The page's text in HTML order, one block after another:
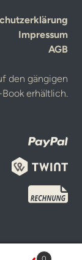
Impressum
AGB
den gängigen
erhältlich.